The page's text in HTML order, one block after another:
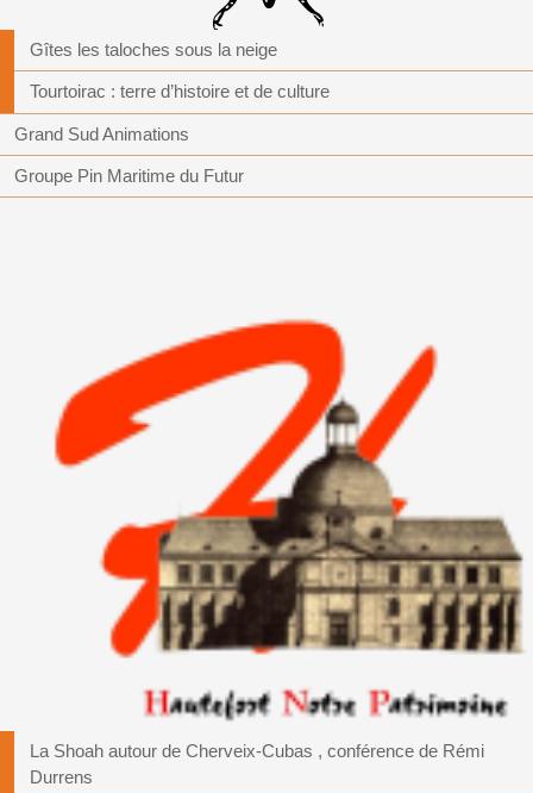
Gîtes les taloches sous la neige
Tourtoirac : terre d’histoire et de culture
Grand Sud Animations
Groupe Pin Maritime du Futur
La Shoah autour de Cherveix-Cubas , conférence de Rémi
Durrens